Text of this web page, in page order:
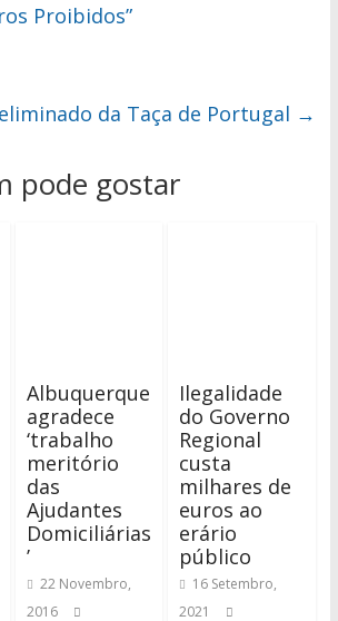
Proibidos”
da Taça de Portugal →
pode gostar
Albuquerque
agradece
‘trabalho
meritório
das
Ajudantes
Domiciliárias
’
22 Novembro,
2016
Ilegalidade
do Governo
Regional
custa
milhares de
euros ao
erário
público
16 Setembro,
2021